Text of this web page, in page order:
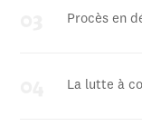
Procès en
La lutte à